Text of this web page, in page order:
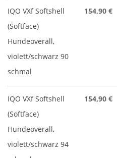
IQO VXf Softshell
(Softface)
Hundeoverall,
violett/schwarz 90
schmal
154,90 €
IQO VXf Softshell
(Softface)
Hundeoverall,
violett/schwarz 94
154,90 €